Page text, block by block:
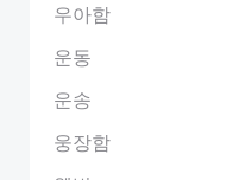
우아함
운동
운송
웅장함